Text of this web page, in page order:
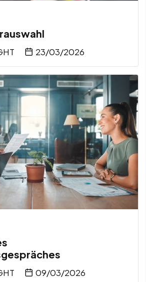
23/03/2026
09/03/2026